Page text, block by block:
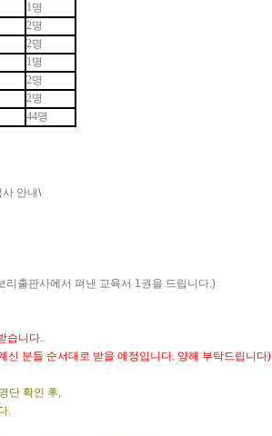
1명
2명
2명
1명
2명
2명
44명
안내\
출판사에서 펴낸 교육서 1권을 드립니다.)
습니다.
신 분들 순서대로 받을 예정입니다. 양해 부탁드립니다)
단 확인 후,
.